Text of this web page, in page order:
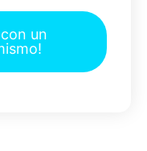
un